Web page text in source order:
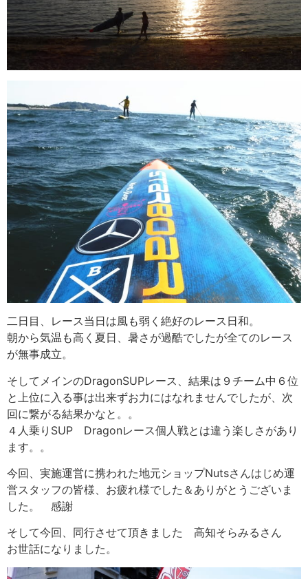
二日目、レース当日は風も弱く絶好のレース日和。
朝から気温も高く夏日、暑さが過酷でしたが全てのレース
が無事成立。
そしてメインのDragonSUPレース、結果は９チーム中６位
と上位に入る事は出来ずお力にはなれませんでしたが、次
回に繋がる結果かなと。。
４人乗りSUP Dragonレース個人戦とは違う楽しさがあり
ます。。
今回、実施運営に携われた地元ショップNutsさんはじめ運
営スタッフの皆様、お疲れ様でした＆ありがとうございま
した。 感謝
そして今回、同行させて頂きました 高知そらみるさん
お世話になりました。